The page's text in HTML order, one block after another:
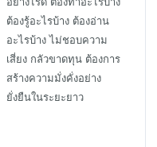
ต้องรู้อะไรบ้าง ต้องอ่าน
อะไรบ้าง ไม่ชอบความ
เสี่ยง กลัวขาดทุน ต้องการ
สร้างความมั่งคั่งอย่าง
ยั่งยืนในระยะยาว